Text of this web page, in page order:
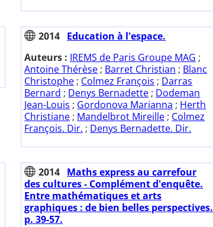
2014 Education à l'espace.
Auteurs : IREMS de Paris Groupe MAG ;
Antoine Thérèse ; Barret Christian ; Blanc
Christophe ; Colmez François ; Darras
Bernard ; Denys Bernadette ; Dodeman
Jean-Louis ; Gordonova Marianna ; Herth
Christiane ; Mandelbrot Mireille ; Colmez
François. Dir. ; Denys Bernadette. Dir.
2014 Maths express au carrefour
des cultures - Complément d'enquête.
Entre mathématiques et arts
graphiques : de bien belles perspectives.
p. 39-57.